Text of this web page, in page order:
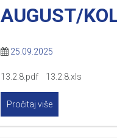
AUGUST/
25.09.2025
13.2.8.pdf 13.2.8.xls
Pročitaj više